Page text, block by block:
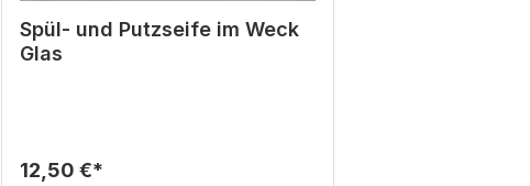
Spül- und Putzseife im Weck
Glas
12,50 €*